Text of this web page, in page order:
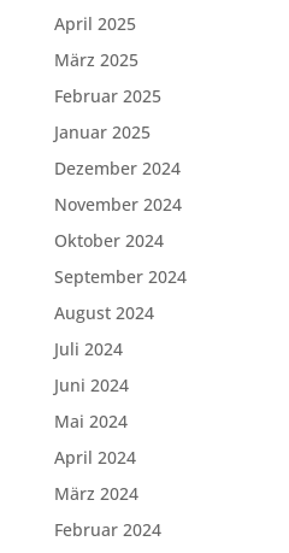
April 2025
März 2025
Februar 2025
Januar 2025
Dezember 2024
November 2024
Oktober 2024
September 2024
August 2024
Juli 2024
Juni 2024
Mai 2024
April 2024
März 2024
Februar 2024